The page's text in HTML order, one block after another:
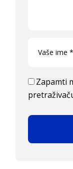
Zapamti